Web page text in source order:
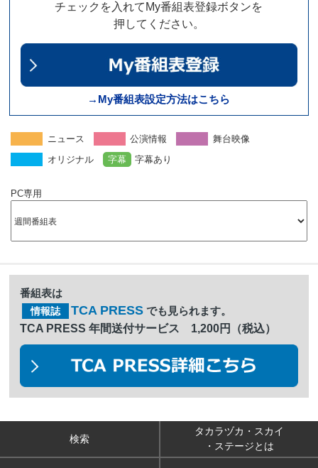
チェックを入れてMy番組表登録ボタンを
押してください。
→My番組表設定方法はこちら
ニュース 公演情報
舞台映像
オリジナル
字幕 字幕あり
PC専用
番組表は
情報誌 TCA PRESS でも見られます。
TCA PRESS 年間送付サービス 1,200円（税込）
検索
タカラヅカ・スカイ
・ステージとは